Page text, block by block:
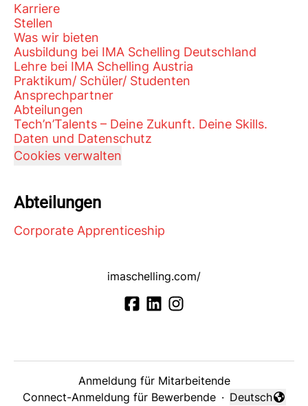
Karriere
Stellen
Was wir bieten
Ausbildung bei IMA Schelling Deutschland
Lehre bei IMA Schelling Austria
Praktikum/ Schüler/ Studenten
Ansprechpartner
Abteilungen
Tech’n’Talents – Deine Zukunft. Deine Skills.
Daten und Datenschutz
Cookies verwalten
Abteilungen
Corporate Apprenticeship
imaschelling.com/
Anmeldung für Mitarbeitende
Connect-Anmeldung für Bewerbende · Deutsch